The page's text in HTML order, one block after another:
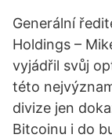
Generální
Holdings –
vyjádřil svůj
této
divize jen
Bitcoinu i do